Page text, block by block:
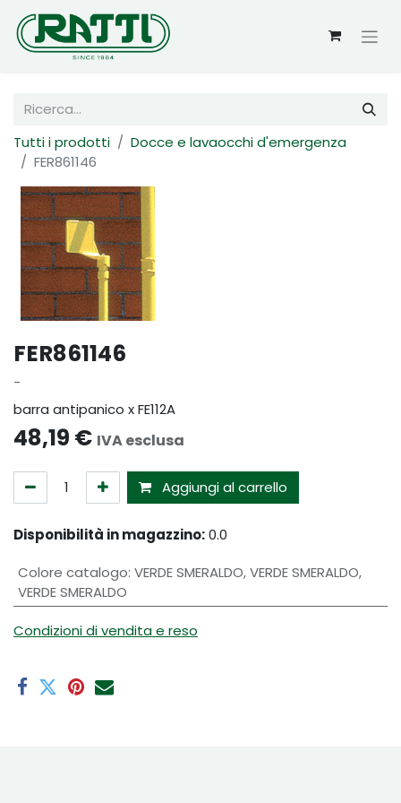
Tutti i prodotti
Docce e lavaocchi d'emergenza
FER861146
FER861146
-
barra antipanico x FE112A
48,19 € IVA esclusa
Aggiungi al carrello
Disponibilità in magazzino:0.0
Colore catalogo: VERDE SMERALDO,VERDE SMERALDO,
VERDE SMERALDO
Condizioni di vendita e reso